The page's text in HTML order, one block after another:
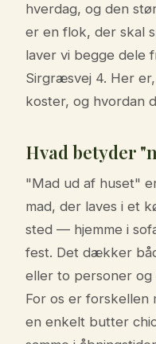
hverdag, og den
er en flok, der skal
laver vi begge dele
Sirgræsvej 4. Her
koster, og hvordan
Hvad betyder
"Mad ud af huset"
mad, der laves i et
sted — hjemme i
fest. Det dækker
eller to personer
For os er forskellen
en enkelt butter